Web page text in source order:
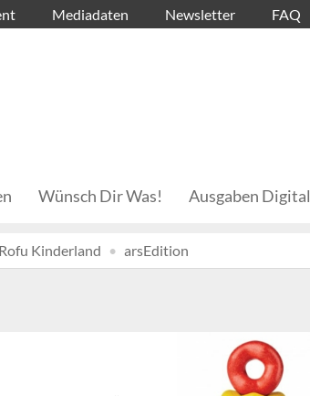
Mediadaten Newsletter FAQ
Wünsch Dir Was! Ausgaben Digital
Rofu Kinderland arsEdition